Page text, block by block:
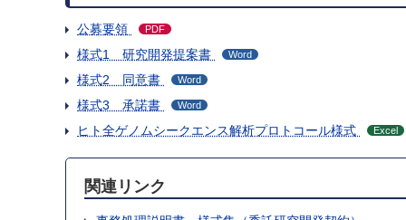
公募要領 PDF
様式1 研究開発提案書 Word
様式2 同意書 Word
様式3 承諾書 Word
ヒト全ゲノムシークエンス解析プロトコール様式 Excel
関連リンク